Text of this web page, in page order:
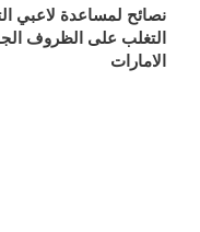
نصائح لمساعدة لاعبي
التغلب على الظروف
الامارات